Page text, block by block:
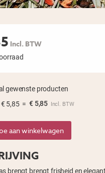
Incl. BTW
gewenste producten
5,85= € 5,85 Incl. BTW
aan winkelwagen
brengt brengt frisheid en